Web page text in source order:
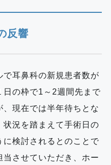
反響
で耳鼻科の新規患者数が
日の枠で1～2週間先まで
、現在では半年待ちとな
状況を踏まえて手術日の
検討されるとのことで
させていただき、ホー